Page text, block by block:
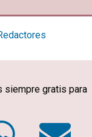
siempre gratis para